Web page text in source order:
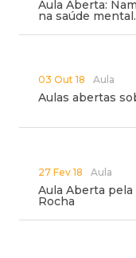
Aula Aberta:
na saúde
03 Out 18 Aula
Aulas abertas
27 Fev 18 Aula
Aula Aberta
Rocha